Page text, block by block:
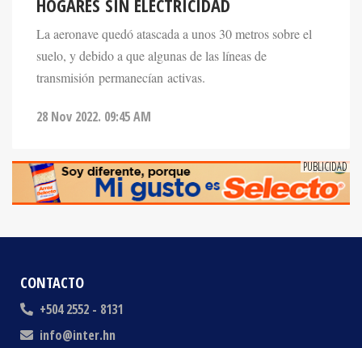
La aeronave quedó atascada a unos 30 metros sobre el
suelo, y debido a que algunas de las líneas de
transmisión permanecían activas.
CONTACTO
+504 2552 - 8131
info@inter.hn